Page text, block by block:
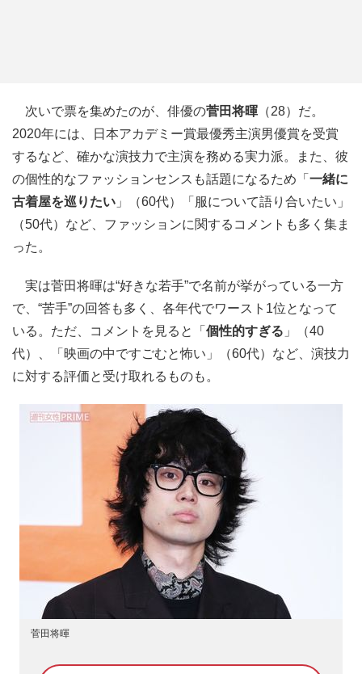
次いで票を集めたのが、俳優の菅田将暉 （28）だ。
2020年には、日本アカデミー賞最優秀主演男優賞を受賞
するなど、確かな演技力で主演を務める実力派。また、彼
の個性的なファッションセンスも話題になるため「 一緒に
古着屋を巡りたい 」（60代）「服について語り合いたい」
（50代）など、ファッションに関するコメントも多く集ま
った。
実は菅田将暉は“好きな若手”で名前が挙がっている一方
で、“苦手”の回答も多く、各年代でワースト1位となって
いる。ただ、コメントを見ると「 個性的すぎる 」（40
代）、「映画の中ですごむと怖い」（60代）など、演技力
に対する評価と受け取れるものも。
菅田将暉